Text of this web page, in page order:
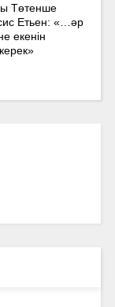
Төтенше
Етьен: «…әр
екенін